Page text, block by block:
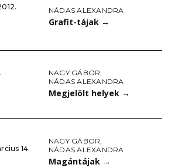
NÁDAS ALEXANDRA
Grafit-tájak →
NAGY GÁBOR,
NÁDAS ALEXANDRA
Megjelölt helyek →
14.
NAGY GÁBOR,
NÁDAS ALEXANDRA
Magántájak →